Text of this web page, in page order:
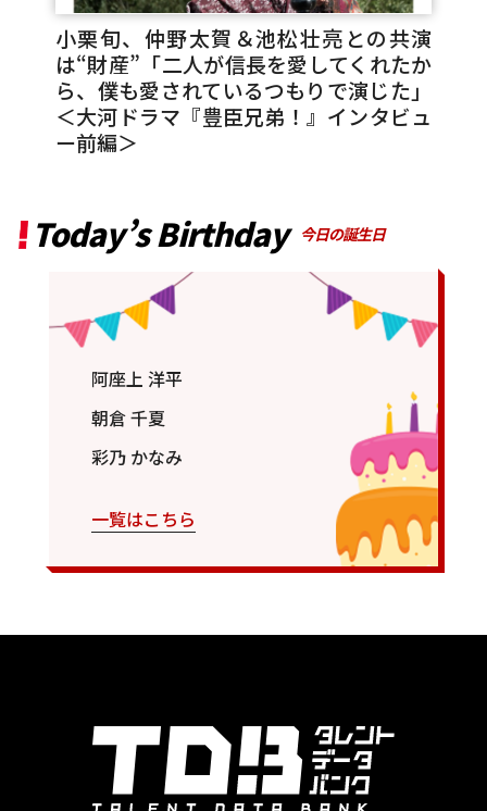
Today’s Birthday 今日の誕生日
阿座上 洋平
朝倉 千夏
彩乃 かなみ
一覧はこちら
小栗旬、仲野太賀＆池松壮亮との共演
は“財産”「二人が信長を愛してくれたか
ら、僕も愛されているつもりで演じた」
＜大河ドラマ『豊臣兄弟！』インタビュ
ー前編＞